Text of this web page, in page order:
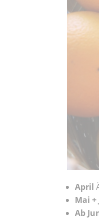
April
Mai +
Ab